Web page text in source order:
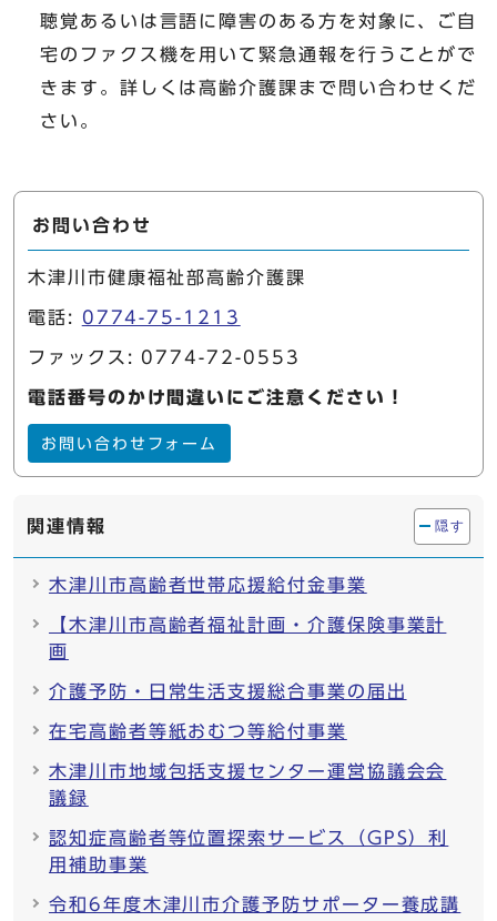
聴覚あるいは言語に障害のある方を対象に、ご自
宅のファクス機を用いて緊急通報を行うことがで
きます。詳しくは高齢介護課まで問い合わせくだ
さい。
お問い合わせ
木津川市健康福祉部高齢介護課
電話: 0774-75-1213
ファックス: 0774-72-0553
電話番号のかけ間違いにご注意ください！
お問い合わせフォーム
関連情報 隠す
木津川市高齢者世帯応援給付金事業
【木津川市高齢者福祉計画・介護保険事業計
画
介護予防・日常生活支援総合事業の届出
在宅高齢者等紙おむつ等給付事業
木津川市地域包括支援センター運営協議会会
議録
認知症高齢者等位置探索サービス（GPS）利
用補助事業
令和6年度木津川市介護予防サポーター養成講